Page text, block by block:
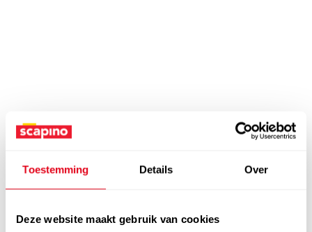
Toestemming Details Over
Deze website maakt gebruik van cookies